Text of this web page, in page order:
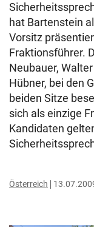
hat Bartenstein
Vorsitz
Fraktionsführer.
Neubauer,
Hübner, bei den
beiden Sitze
sich als einzige
Kandidaten
Österreich